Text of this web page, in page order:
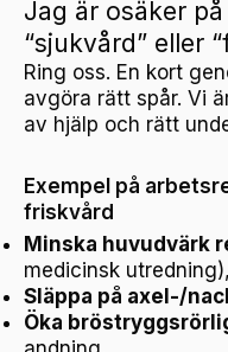
Jag är osäker
“sjukvård” eller
Ring oss. En kort
avgöra rätt spår. Vi
av hjälp och rätt
Exempel på
friskvård
Minska huvudvärk
medicinsk utredning),
Släppa på axel-/
Öka